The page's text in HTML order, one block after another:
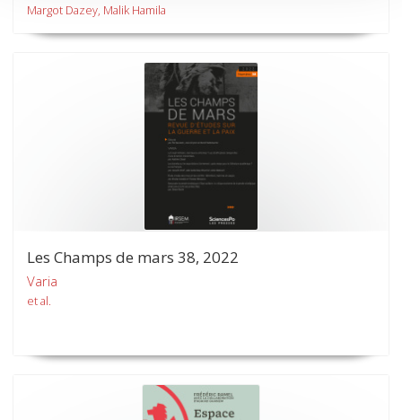
Margot Dazey, Malik Hamila
Les Champs de mars 38, 2022
Varia
et al.